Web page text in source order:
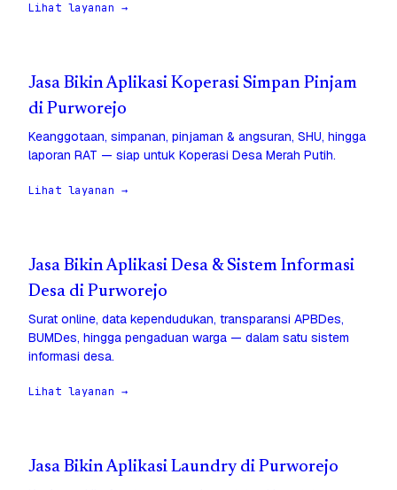
Lihat layanan →
Jasa Bikin Aplikasi Koperasi Simpan Pinjam
di Purworejo
Keanggotaan, simpanan, pinjaman & angsuran, SHU, hingga
laporan RAT — siap untuk Koperasi Desa Merah Putih.
Lihat layanan →
Jasa Bikin Aplikasi Desa & Sistem Informasi
Desa di Purworejo
Surat online, data kependudukan, transparansi APBDes,
BUMDes, hingga pengaduan warga — dalam satu sistem
informasi desa.
Lihat layanan →
Jasa Bikin Aplikasi Laundry di Purworejo